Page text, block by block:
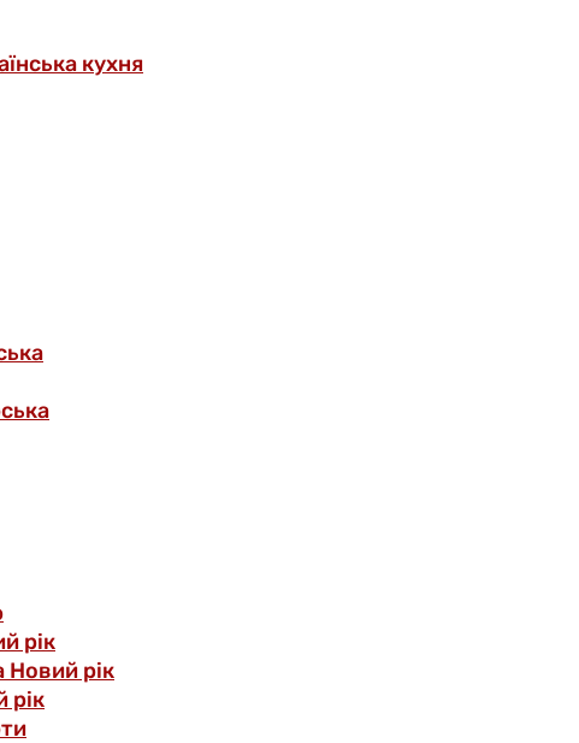
кухня
рік
Новий рік
рік